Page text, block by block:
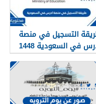
التسجيل في منصة
في السعودية 1448